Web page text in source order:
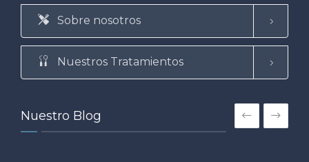
Sobre nosotros
Nuestros Tratamientos
Nuestro Blog